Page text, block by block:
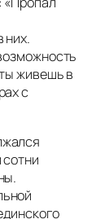
них.
живешь в
с